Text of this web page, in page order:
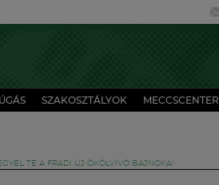
SZAKOSZTÁLYOK MECCSCENTER
TE A FRADI ÚJ ÖKÖLVÍVÓ BAJNOKA!